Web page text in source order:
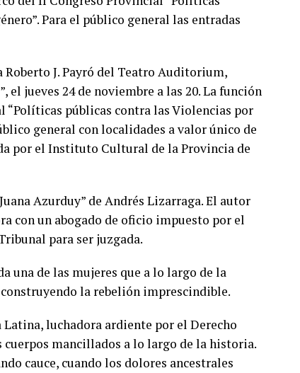
Para el público general las entradas
J. Payró del Teatro Auditorium,
el jueves 24 de noviembre a las 20. La función
“Políticas públicas contra las Violencias por
general con localidades a valor único de
por el Instituto Cultural de la Provincia de
Azurduy” de Andrés Lizarraga. El autor
con un abogado de oficio impuesto por el
para ser juzgada.
una de las mujeres que a lo largo de la
la rebelión imprescindible.
luchadora ardiente por el Derecho
cuerpos mancillados a lo largo de la historia.
cauce, cuando los dolores ancestrales